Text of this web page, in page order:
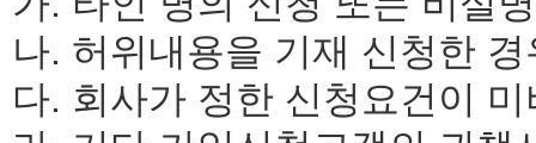
나. 허위내용을 기재 신청한 경
다. 회사가 정한 신청요건이